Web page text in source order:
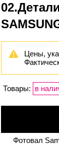
Цены,
Товары: в
Фотовал